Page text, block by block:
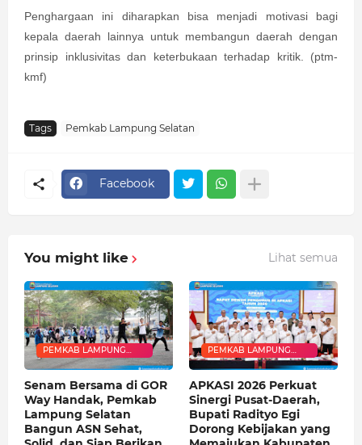
Penghargaan ini diharapkan bisa menjadi motivasi bagi
kepala daerah lainnya untuk membangun daerah dengan
prinsip inklusivitas dan keterbukaan terhadap kritik. (ptm-
kmf)
Tags Pemkab Lampung Selatan
Facebook
You might like Lihat semua
PEMKAB LAMPUNG
SELATAN
Senam Bersama di GOR
Way Handak, Pemkab
Lampung Selatan
Bangun ASN Sehat,
PEMKAB LAMPUNG
SELATAN
APKASI 2026 Perkuat
Sinergi Pusat-Daerah,
Bupati Radityo Egi
Dorong Kebijakan yang